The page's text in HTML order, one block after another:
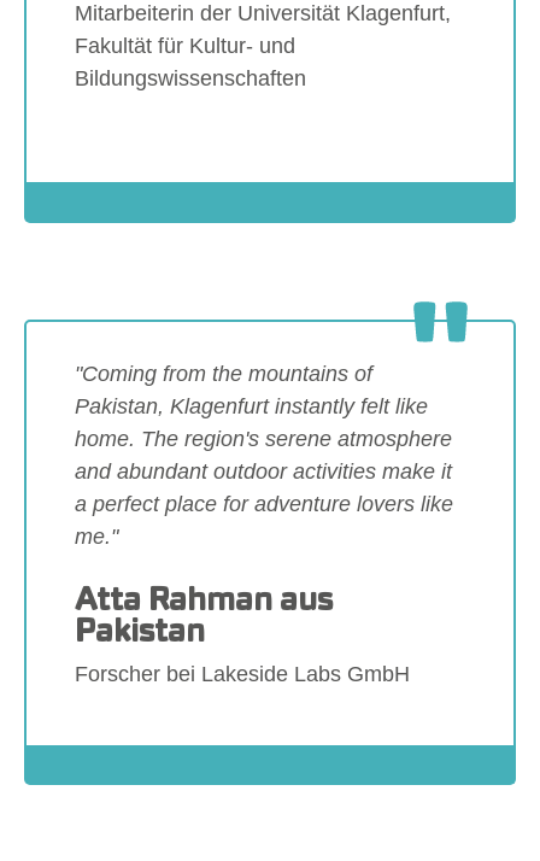
Mitarbeiterin der Universität Klagenfurt,
Fakultät für Kultur- und
Bildungswissenschaften
"Coming from the mountains of
Pakistan, Klagenfurt instantly felt like
home. The region's serene atmosphere
and abundant outdoor activities make it
a perfect place for adventure lovers like
me."
Atta Rahman aus
Pakistan
Forscher bei Lakeside Labs GmbH